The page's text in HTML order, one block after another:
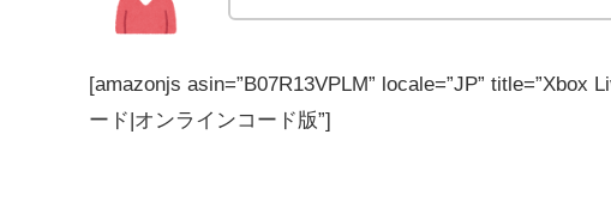
[amazonjs asin=”B07R13VPLM” locale=”JP”
ード|オンラインコード版”]